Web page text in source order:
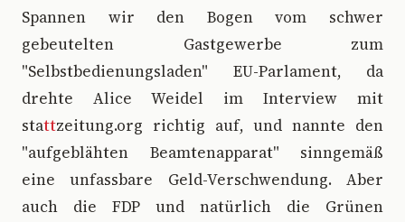
Spannen wir den Bogen vom schwer
gebeutelten Gastgewerbe zum
"Selbstbedienungsladen" EU-Parlament, da
drehte Alice Weidel im Interview mit
stattzeitung.org richtig auf, und nannte den
"aufgeblähten Beamtenapparat" sinngemäß
eine unfassbare Geld-Verschwendung. Aber
auch die FDP und natürlich die Grünen